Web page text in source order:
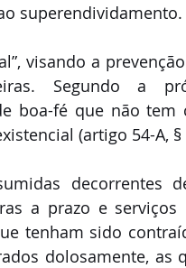
superendividamento.
visando a
Segundo a
boa-fé que não tem
(artigo 54-A, §
decorrentes
a prazo e serviços
tenham sido
dolosamente, as